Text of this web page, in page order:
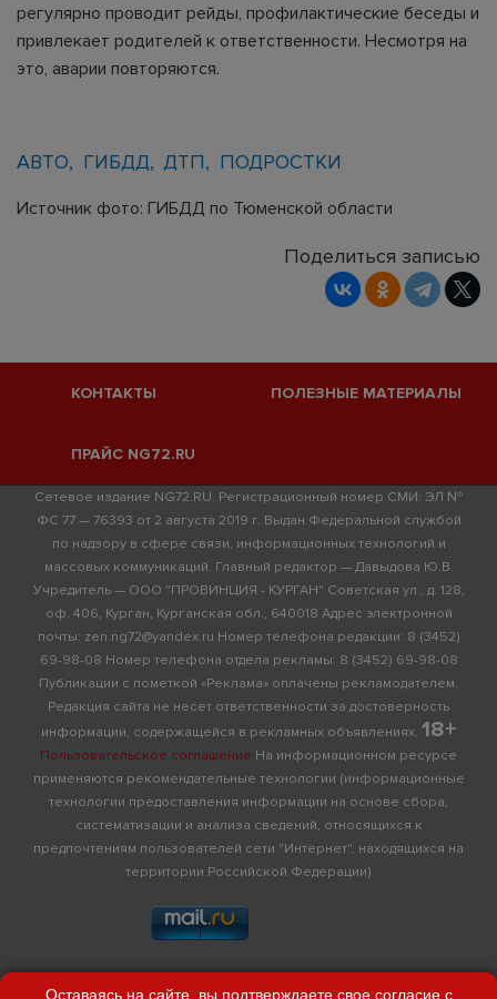
регулярно проводит рейды, профилактические беседы и
привлекает родителей к ответственности. Несмотря на
это, аварии повторяются.
АВТО ГИБДД ДТП ПОДРОСТКИ
Источник фото: ГИБДД по Тюменской области
Поделиться записью
КОНТАКТЫ ПОЛЕЗНЫЕ МАТЕРИАЛЫ
ПРАЙС NG72.RU
Сетевое издание NG72.RU. Регистрационный номер СМИ: ЭЛ №
ФС 77 — 76393 от 2 августа 2019 г. Выдан Федеральной службой
по надзору в сфере связи, информационных технологий и
массовых коммуникаций. Главный редактор — Давыдова Ю.В.
Учредитель — ООО "ПРОВИНЦИЯ - КУРГАН" Советская ул., д. 128,
оф. 406, Курган, Курганская обл., 640018 Адрес электронной
почты: zen.ng72@yandex.ru Номер телефона редакции: 8 (3452)
69-98-08 Номер телефона отдела рекламы: 8 (3452) 69-98-08
Публикации с пометкой «Реклама» оплачены рекламодателем.
Редакция сайта не несет ответственности за достоверность
информации, содержащейся в рекламных объявлениях. 18+
Пользовательское соглашение На информационном ресурсе
применяются рекомендательные технологии (информационные
технологии предоставления информации на основе сбора,
систематизации и анализа сведений, относящихся к
предпочтениям пользователей сети "Интернет", находящихся на
территории Российской Федерации)
Оставаясь на сайте, вы подтверждаете свое согласие с